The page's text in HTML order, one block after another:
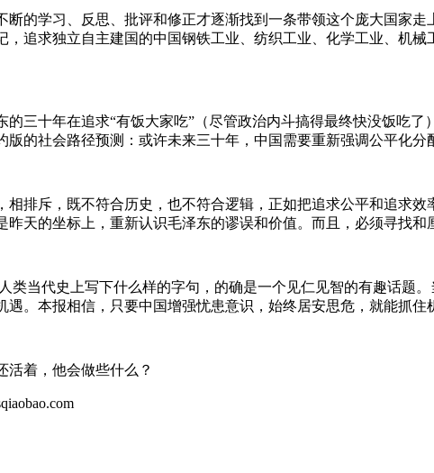
学习、反思、批评和修正才逐渐找到一条带领这个庞大国家走
，追求独立自主建国的中国钢铁工业、纺织工业、化学工业、机
三十年在追求“有饭大家吃” （尽管政治内斗搞得最终快没饭吃
的社会路径预测： 或许未来三十年，中国需要重新强调公平化分
排斥，既不符合历史，也不符合逻辑，正如把追求公平和追求效
天的坐标上，重新认识毛泽东的谬误和价值。而且，必须寻找和
类当代史上写下什么样的字句，的确是一个见仁见智的有趣话题
。本报相信，只要中国增强忧患意识，始终居安思危，就能抓
活着，他会做些什么？